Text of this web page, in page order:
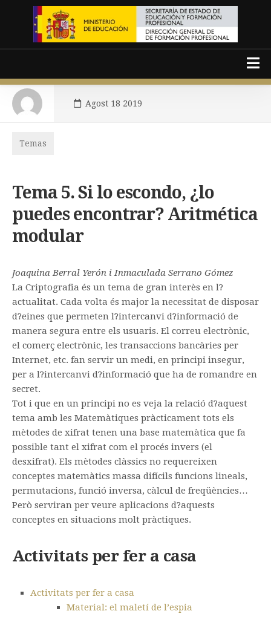
Català
Temas
Matemáticas en la montaña
Agost 18 2019
Temas
Tema 5. Si lo escondo, ¿lo
puedes encontrar? Aritmética
modular
Joaquina Berral Yerón i Inmaculada Serrano Gómez
La Criptografia és un tema de gran interès en l?
actualitat. Cada volta és major la necessitat de disposar
d?eines que permeten l?intercanvi d?informació de
manera segura entre els usuaris. El correu electrònic,
el comerç electrònic, les transaccions bancàries per
Internet, etc. fan servir un medi, en principi insegur,
per a l?intercanvi d?informació que ha de romandre en
secret.
Tot i que en un principi no es veja la relació d?aquest
tema amb les Matemàtiques pràcticament tots els
mètodes de xifrat tenen una base matemàtica que fa
possible tant el xifrat com el procés invers (el
desxifrat). Els mètodes clàssics no requereixen
conceptes matemàtics massa difícils funcions lineals,
permutacions, funció inversa, càlcul de freqüències…
Però serviran per veure aplicacions d?aquests
conceptes en situacions molt pràctiques.
Activitats per fer a casa
Activitats per fer a casa
Material: el maletí de l’espia